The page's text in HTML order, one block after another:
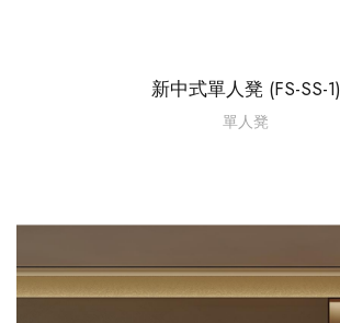
新中式單人凳 (FS-SS-1)
單人凳